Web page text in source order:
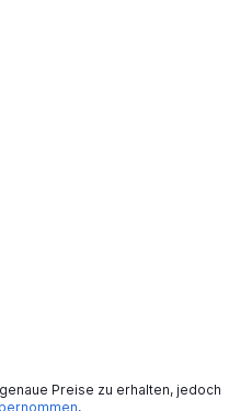
Preise zu erhalten, jedoch
.